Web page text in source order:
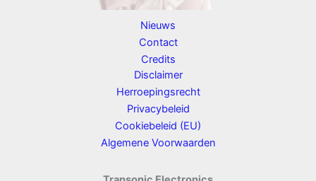
Nieuws
Contact
Credits
Disclaimer
Herroepingsrecht
Privacybeleid
Cookiebeleid (EU)
Algemene Voorwaarden